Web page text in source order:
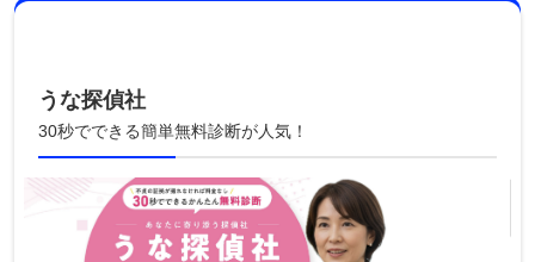
うな探偵社
30秒でできる簡単無料診断が人気！